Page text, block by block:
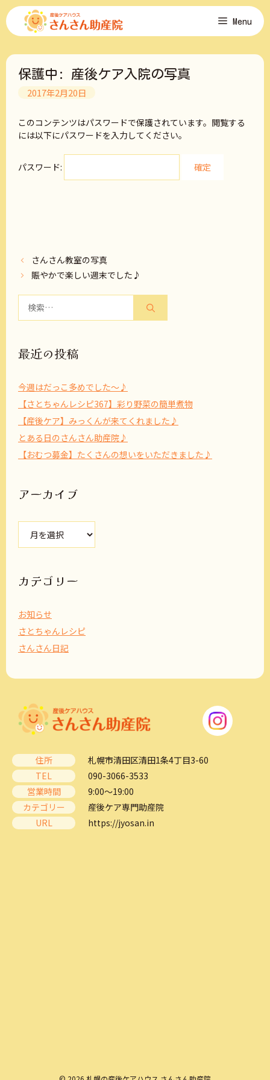
コ
ン
ツ
Menu
保護中: 産後ケア入院の写真
2017年2月20日
このコンテンツはパスワードで保護されています。閲覧する
には以下にパスワードを入力してください。
パスワード:
さんさん教室の写真
賑やかで楽しい週末でした♪
最近の投稿
今週はだっこ多めでした～♪
【さとちゃんレシピ367】彩り野菜の簡単煮物
【産後ケア】みっくんが来てくれました♪
とある日のさんさん助産院♪
【おむつ募金】たくさんの想いをいただきました♪
アーカイブ
ブ
カテゴリー
お知らせ
さとちゃんレシピ
さんさん日記
住所
札幌市清田区清田1条4丁目3-60
TEL
090-3066-3533
営業時間
9:00～19:00
カテゴリー
産後ケア専門助産院
URL
https://jyosan.in